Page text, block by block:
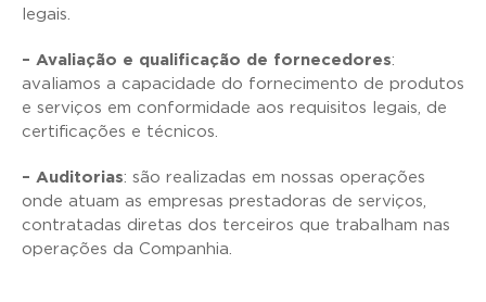
legais.
– Avaliação e qualificação de fornecedores:
avaliamos a capacidade do fornecimento de produtos
e serviços em conformidade aos requisitos legais, de
certificações e técnicos.
– Auditorias: são realizadas em nossas operações
onde atuam as empresas prestadoras de serviços,
contratadas diretas dos terceiros que trabalham nas
operações da Companhia.